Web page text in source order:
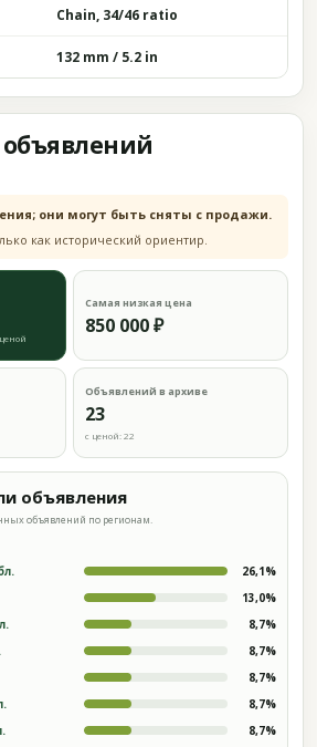
Chain, 34/46 ratio
132 mm / 5.2 in
они могут быть сняты с продажи.
как исторический ориентир.
Самая низкая цена
850 000 ₽
Объявлений в архиве
23
с ценой: 22
объявления
объявлений по регионам.
26,1%
13,0%
8,7%
8,7%
8,7%
8,7%
8,7%